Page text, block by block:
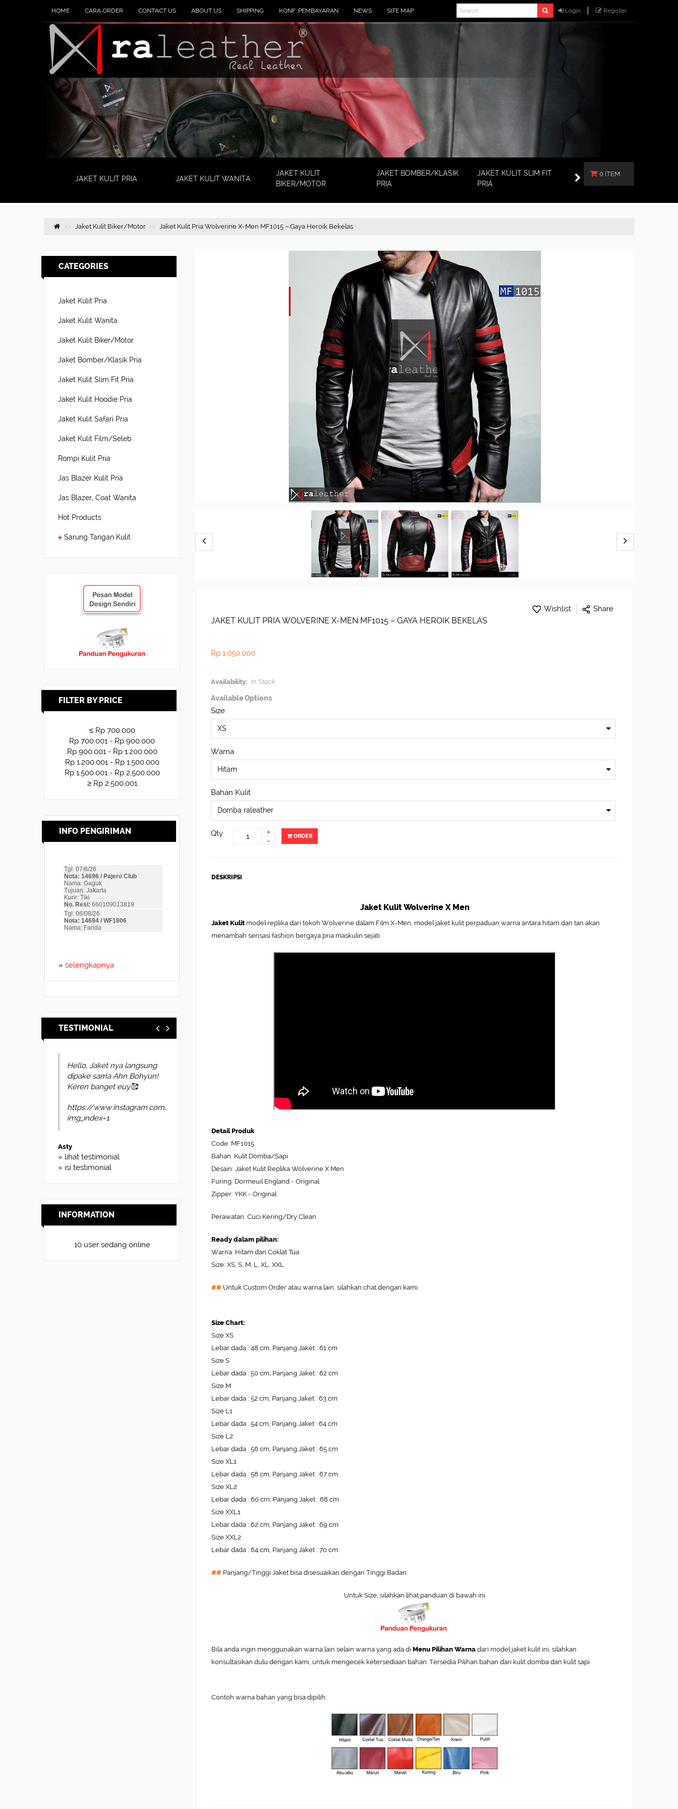
Login Register
HOME CARA ORDER CONTACT US ABOUT US SHIPPING KONF. PEMBAYARAN NEWS SITE MAP
0 ITEM
JAKET KULIT PRIA JAKET KULIT WANITA
JAKET KULIT
BIKER/MOTOR
JAKET BOMBER/KLASIK
PRIA
JAKET KULIT SLIM FIT
PRIA
Jaket Kulit Biker/Motor Jaket Kulit Pria Wolverine X-Men MF1015 – Gaya Heroik Bekelas
CATEGORIES
Jaket Kulit Pria
Jaket Kulit Wanita
Jaket Kulit Biker/Motor
Jaket Bomber/Klasik Pria
Jaket Kulit Slim Fit Pria
Jaket Kulit Hoodie Pria
Jaket Kulit Safari Pria
Jaket Kulit Film/Seleb
Rompi Kulit Pria
Jas Blazer Kulit Pria
Jas Blazer, Coat Wanita
Hot Products
Sarung Tangan Kulit
FILTER BY PRICE
≤ Rp 700.000
Rp 700.001 - Rp 900.000
Rp 900.001 - Rp 1.200.000
Rp 1.200.001 - Rp 1.500.000
Rp 1.500.001 - Rp 2.500.000
≥ Rp 2.500.001
INFO PENGIRIMAN
» selengkapnya
TESTIMONIAL
Hello, Jaket nya langsung
dipake sama Ahn Bohyun!
Keren banget euy🥰
https://www.instagram.com/p/DYl4oUvkscP/?
img_index=1
Asty
» lihat testimonial
» isi testimonial
INFORMATION
10 user sedang online
Wishlist Share
JAKET KULIT PRIA WOLVERINE X-MEN MF1015 – GAYA HEROIK BEKELAS
Rp 1.050.000
Availability: In Stock
Available Options
Size
Warna
Bahan Kulit
Qty +
- ORDER
DESKRIPSI
Jaket Kulit Wolverine X Men
Jaket Kulit model replika dari tokoh Wolverine dalam Film X-Men, model jaket kulit perpaduan warna antara hitam dan tan akan
menambah sensasi fashion bergaya pria maskulin sejati.
Detail Produk
Code: MF1015
Bahan: Kulit Domba/Sapi
Desain: Jaket Kulit Replika Wolverine X Men
Furing: Dormeuil England - Original
Zipper: YKK - Original
Perawatan: Cuci Kering/Dry Clean
Ready dalam pilihan:
Warna: Hitam dan Coklat Tua
Size: XS, S, M, L, XL, XXL
## Untuk Custom Order atau warna lain, silahkan chat dengan kami.
Size Chart:
Size XS
Lebar dada : 48 cm, Panjang Jaket : 61 cm
Size S
Lebar dada : 50 cm, Panjang Jaket : 62 cm
Size M
Lebar dada : 52 cm, Panjang Jaket : 63 cm
Size L1
Lebar dada : 54 cm, Panjang Jaket : 64 cm
Size L2
Lebar dada : 56 cm, Panjang Jaket : 65 cm
Size XL1
Lebar dada : 58 cm, Panjang Jaket : 67 cm
Size XL2
Lebar dada : 60 cm, Panjang Jaket : 68 cm
Size XXL1
Lebar dada : 62 cm, Panjang Jaket : 69 cm
Size XXL2
Lebar dada : 64 cm, Panjang Jaket : 70 cm
## Panjang/Tinggi Jaket bisa disesuaikan dengan Tinggi Badan.
Untuk Size, silahkan lihat panduan di bawah ini
Bila anda ingin menggunakan warna lain selain warna yang ada di Menu Pilihan Warna dari model jaket kulit ini, silahkan
konsultasikan dulu dengan kami, untuk mengecek ketersediaan bahan. Tersedia Pilihan bahan dari kulit domba dan kulit sapi.
Contoh warna bahan yang bisa dipilih: